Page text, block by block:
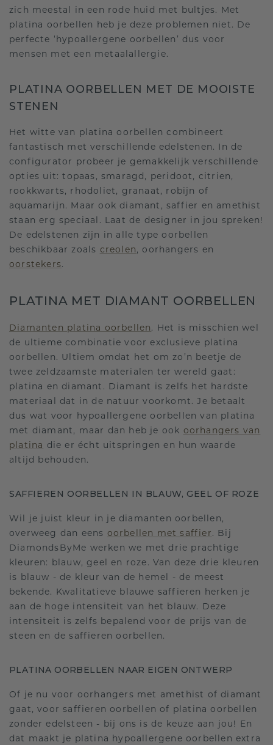
zich meestal in een rode huid met bultjes. Met
platina oorbellen heb je deze problemen niet. De
perfecte ‘hypoallergene oorbellen’ dus voor
mensen met een metaalallergie.
PLATINA OORBELLEN MET DE MOOISTE
STENEN
Het witte van platina oorbellen combineert
fantastisch met verschillende edelstenen. In de
configurator probeer je gemakkelijk verschillende
opties uit: topaas, smaragd, peridoot, citrien,
rookkwarts, rhodoliet, granaat, robijn of
aquamarijn. Maar ook diamant, saffier en amethist
staan erg speciaal. Laat de designer in jou spreken!
De edelstenen zijn in alle type oorbellen
beschikbaar zoals creolen, oorhangers en
oorstekers.
PLATINA MET DIAMANT OORBELLEN
Diamanten platina oorbellen. Het is misschien wel
de ultieme combinatie voor exclusieve platina
oorbellen. Ultiem omdat het om zo’n beetje de
twee zeldzaamste materialen ter wereld gaat:
platina en diamant. Diamant is zelfs het hardste
materiaal dat in de natuur voorkomt. Je betaalt
dus wat voor hypoallergene oorbellen van platina
met diamant, maar dan heb je ook oorhangers van
platina die er écht uitspringen en hun waarde
altijd behouden.
SAFFIEREN OORBELLEN IN BLAUW, GEEL OF ROZE
Wil je juist kleur in je diamanten oorbellen,
overweeg dan eens oorbellen met saffier. Bij
DiamondsByMe werken we met drie prachtige
kleuren: blauw, geel en roze. Van deze drie kleuren
is blauw - de kleur van de hemel - de meest
bekende. Kwalitatieve blauwe saffieren herken je
aan de hoge intensiteit van het blauw. Deze
intensiteit is zelfs bepalend voor de prijs van de
steen en de saffieren oorbellen.
PLATINA OORBELLEN NAAR EIGEN ONTWERP
Of je nu voor oorhangers met amethist of diamant
gaat, voor saffieren oorbellen of platina oorbellen
zonder edelsteen - bij ons is de keuze aan jou! En
dat maakt je platina hypoallergene oorbellen extra